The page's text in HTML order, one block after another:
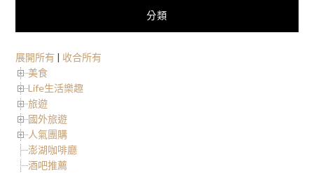
分類
展開所有 | 收合所有
美食
Life生活樂趣
旅遊
國外旅遊
人氣團購
澎湖咖啡廳
酒吧推薦